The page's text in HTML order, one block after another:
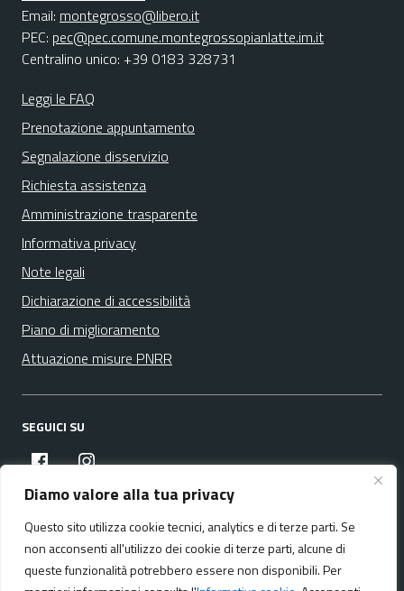
Diamo valore alla tua privacy
Questo sito utilizza cookie tecnici, analytics e di terze parti. Se
non acconsenti all'utilizzo dei cookie di terze parti, alcune di
queste funzionalità potrebbero essere non disponibili. Per
Email: montegrosso@libero.it
PEC: pec@pec.comune.montegrossopianlatte.im.it
Centralino unico: +39 0183 328731
Leggi le FAQ
Prenotazione appuntamento
Segnalazione disservizio
Richiesta assistenza
Amministrazione trasparente
Informativa privacy
Note legali
Dichiarazione di accessibilità
Piano di miglioramento
Attuazione misure PNRR
SEGUICI SU
facebookinstagram
Media policy Mappa del sito